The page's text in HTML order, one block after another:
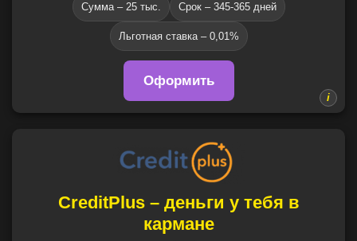
Сумма – 25 тыс. Срок – 345-365 дней
Льготная ставка – 0,01%
Оформить
CreditPlus – деньги у тебя в
кармане